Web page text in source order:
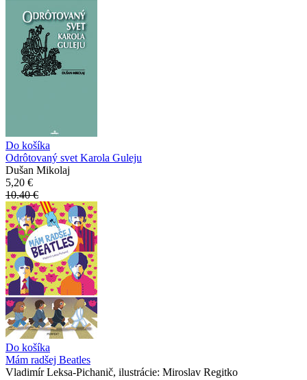
Do košíka
Odrôtovaný svet Karola Guleju
Dušan Mikolaj
5,20 €
10.40 €
Do košíka
Mám radšej Beatles
Vladimír Leksa-Pichanič, ilustrácie: Miroslav Regitko